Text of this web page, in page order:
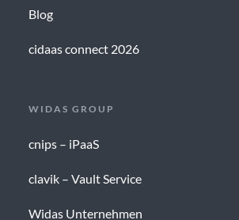
Blog
cidaas connect 2026
WIDAS GROUP
cnips – iPaaS
clavik – Vault Service
Widas Unternehmen